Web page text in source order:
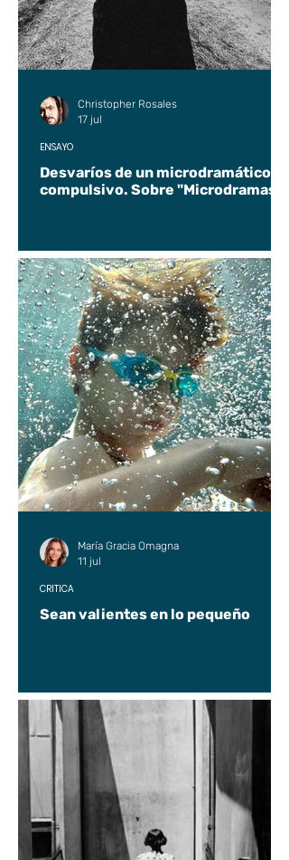
Desvaríos de un microdramático
compulsivo. Sobre "Microdramas".
ENSAYO
Christopher Rosales
17 jul
Sean valientes en lo pequeño
CRÍTICA
María Gracia Omagna
11 jul